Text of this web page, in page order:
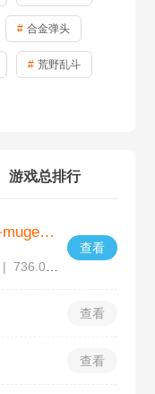
合金弹头
荒野乱斗
游戏总排行
火影格斗mugen安卓版
736.00MB
查看
查看
查看